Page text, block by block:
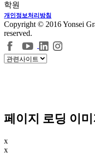
학원
개인정보처리방침
Copyright © 2016 Yonsei
reserved.
페이지 로딩 이미
x
x